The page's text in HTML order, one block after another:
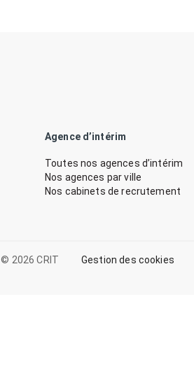
Agence d’intérim
Toutes nos agences d’intérim
Nos agences par ville
Nos cabinets de recrutement
© 2026 CRIT Gestion des cookies